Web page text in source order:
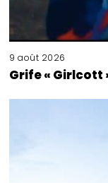
9 août 2026
Grife « Girlcott